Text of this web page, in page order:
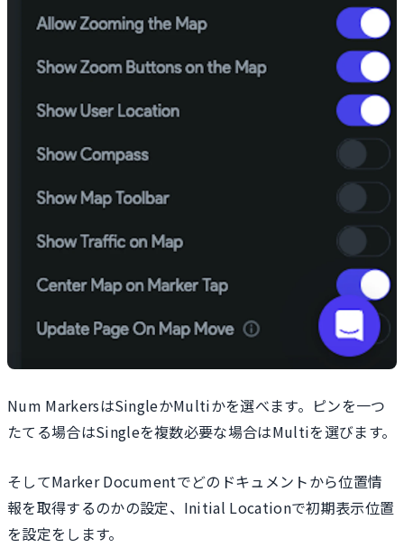
Num MarkersはSingleかMultiかを選べます。ピンを一つ
たてる場合はSingleを複数必要な場合はMultiを選びます。
そしてMarker Documentでどのドキュメントから位置情
報を取得するのかの設定、Initial Locationで初期表示位置
を設定をします。